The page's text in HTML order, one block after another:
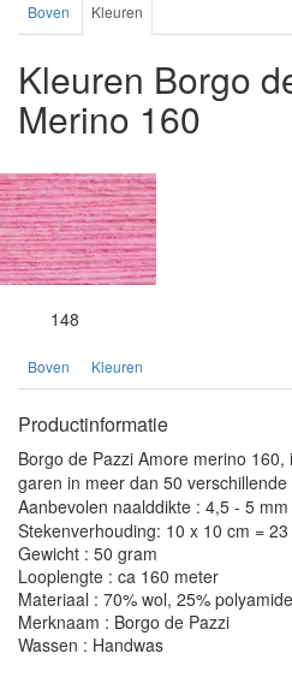
Boven Kleuren
Kleuren Borgo
Merino 160
148
Boven Kleuren
Productinformatie
Borgo de Pazzi Amore merino
garen in meer dan 50
Aanbevolen naalddikte : 4,5 - 5 mm
Stekenverhouding: 10 x 10 cm =
Gewicht : 50 gram
Looplengte : ca 160 meter
Materiaal : 70% wol, 25%
Merknaam : Borgo de Pazzi
Wassen : Handwas